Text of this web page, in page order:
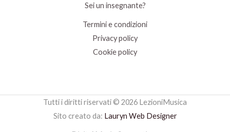
Sei un insegnante?
Termini e condizioni
Privacy policy
Cookie policy
Tutti i diritti riservati © 2026 LezioniMusica
Sito creato da: Lauryn Web Designer